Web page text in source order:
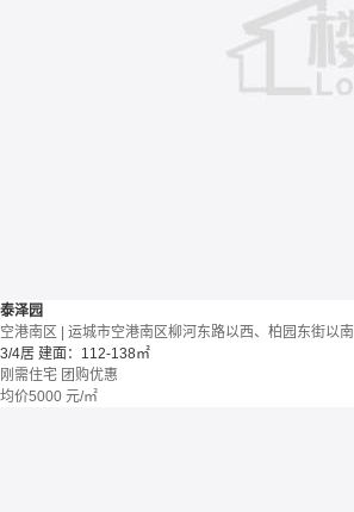
泰泽园
空港南区 | 运城市空港南区柳河东路以西、柏园东街以南
3/4居 建面：112-138㎡
刚需住宅 团购优惠
均价5000 元/㎡